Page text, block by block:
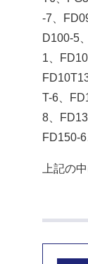
-7、
D100-5
1、
T-6、
8、
FD150-
上記の